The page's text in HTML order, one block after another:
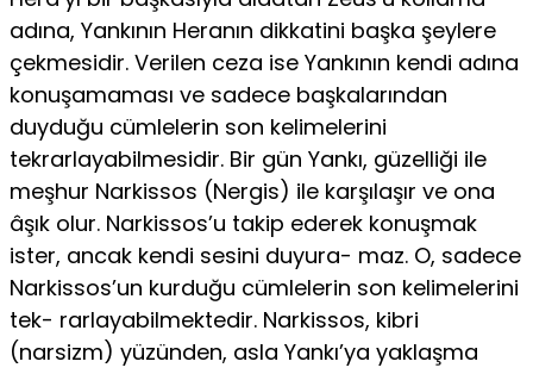
adına, Yankının Heranın dikkatini başka şeylere
çekmesidir. Verilen ceza ise Yankının kendi adına
konuşamaması ve sadece başkalarından
duyduğu cümlelerin son kelimelerini
tekrarlayabilmesidir. Bir gün Yan­kı, güzelliği ile
meşhur Narkissos (Nergis) ile karşılaşır ve ona
âşık olur. Narkissos’u takip ederek konuşmak
ister, ancak kendi sesini duyura- maz. O, sadece
Narkissos’un kurduğu cümlelerin son kelimelerini
tek- rarlayabilmektedir. Narkissos, kibri
(narsizm) yüzünden, asla Yankı’ya yaklaşma